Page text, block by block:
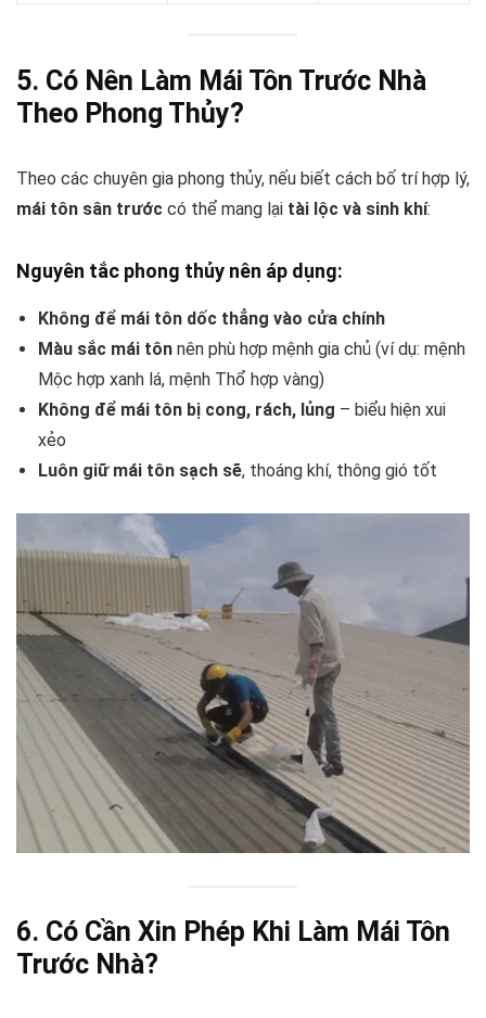
5. Có Nên Làm Mái Tôn Trước Nhà
Theo Phong Thủy?
Theo các chuyên gia phong thủy, nếu biết cách bố trí hợp lý,
mái tôn sân trước có thể mang lại tài lộc và sinh khí:
Nguyên tắc phong thủy nên áp dụng:
Không để mái tôn dốc thẳng vào cửa chính
Màu sắc mái tôn nên phù hợp mệnh gia chủ (ví dụ: mệnh
Mộc hợp xanh lá, mệnh Thổ hợp vàng)
Không để mái tôn bị cong, rách, lủng – biểu hiện xui
xẻo
Luôn giữ mái tôn sạch sẽ, thoáng khí, thông gió tốt
6. Có Cần Xin Phép Khi Làm Mái Tôn
Trước Nhà?